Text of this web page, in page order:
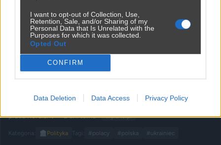
I want to opt-out of Collection, Use,
Retention, Sale, and/or Sharing of my
Personal Data that Is Unrelated with the
Purposes for which it was collected.
Opted Out
CONFIRM
Data Deletion Data Access Privacy Policy
33 0
wypowiedział się o Polakach
przezKordiant— 2 dni temu wgrane.pl
Kategoria: 🏛️ Polityka Tagi: #polacy #polska #ukrainiec